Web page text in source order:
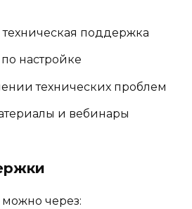
поддержка
настройке
технических проблем
и вебинары
через: